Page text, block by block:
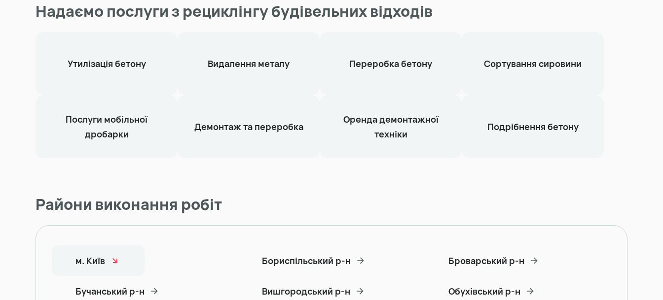
Надаємо послуги з рециклінгу будівельних відходів
Утилізація бетону Видалення металу Переробка бетону Сортування сировини
Послуги мобільної
дробарки
Демонтаж та переробка
Оренда демонтажної
техніки
Подрібнення бетону
Райони виконання робіт
м. Київ Бориспільський р-н Броварський р-н
Бучанський р-н Вишгородський р-н Обухівський р-н